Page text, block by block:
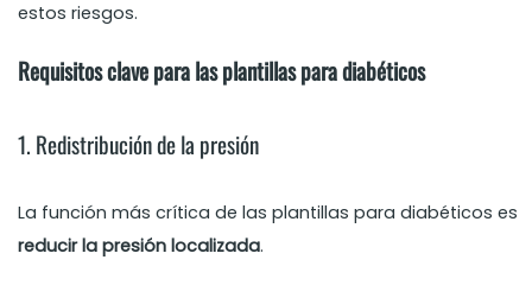
estos riesgos.
Requisitos clave para las plantillas para diabéticos
1. Redistribución de la presión
La función más crítica de las plantillas para diabéticos es
reducir la presión localizada.